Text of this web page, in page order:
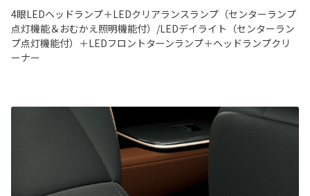
4眼LEDヘッドランプ＋LEDクリアランスランプ（センターランプ
点灯機能＆おむかえ照明機能付）/LEDデイライト（センターラン
プ点灯機能付）＋LEDフロントターンランプ＋ヘッドランプクリ
ーナー